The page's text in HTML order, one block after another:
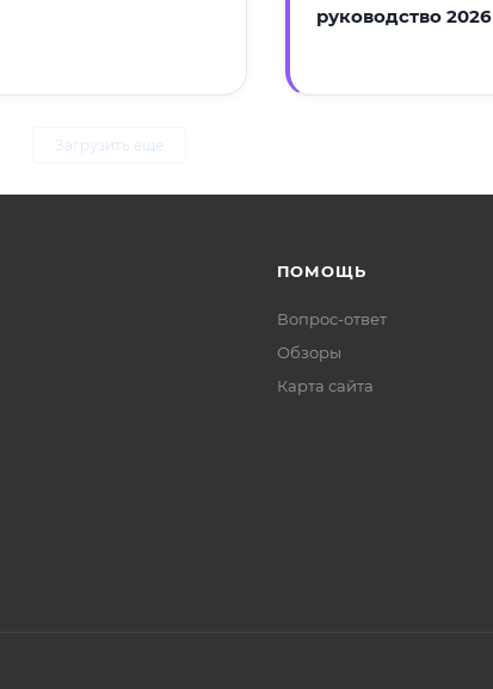
руководство 2026
Загрузить еще
ПОМОЩЬ
Вопрос-ответ
Обзоры
Карта сайта